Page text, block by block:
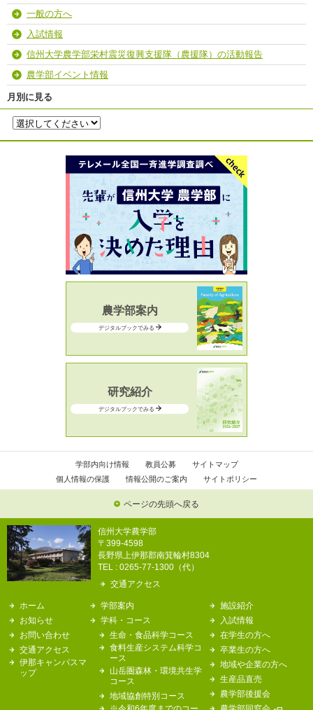
一般の方へ
入試情報
信州大学農学部栄村震災復興支援隊（農援隊）の活動報告
農学部イベント情報
月別に見る
農学部案内
デジタルブックでみる
研究紹介
デジタルブックでみる
学部内向け情報 教員公募
サイトマップ
個人情報の保護
情報公開のご案内 サイトポリシー
ページの先頭へ戻る
信州大学農学部
〒399-4598
長野県上伊那郡南箕輪村8304
TEL : 0265-77-1300（代）
交通アクセス
ホーム
お知らせ
お問い合わせ
交通アクセス
伊那キャンパスマ
ップ
学部案内
学科・コース
生命・食品科学コース
食料生産システム科学コ
ース
山岳圏森林・環境共生学
コース
地域協創特別コース
※令和6年度までのコー
施設紹介
入試情報
在学生の方へ
卒業生の方へ
地域や企業の方へ
生産品直売
農学部後援会
農学部同窓会